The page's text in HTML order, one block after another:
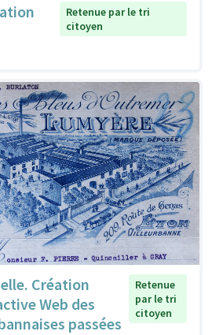
Retenue par le tri
citoyen
Création
Web des
passées
Retenue
par le tri
citoyen